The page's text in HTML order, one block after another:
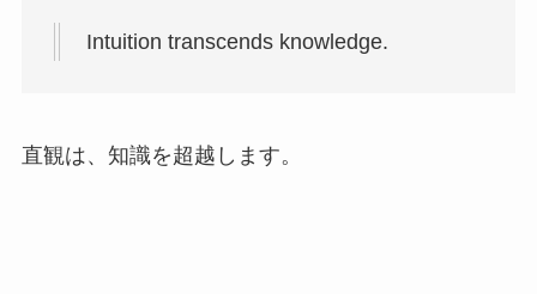
Intuition transcends knowledge.
直観は、知識を超越します。